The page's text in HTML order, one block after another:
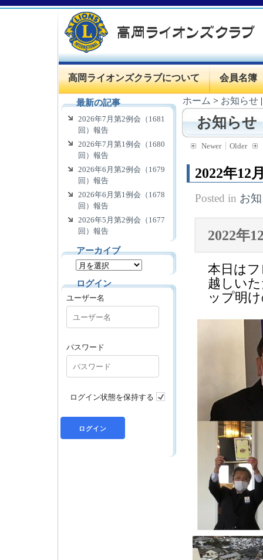
高岡ライオンズクラブについて 会員名簿
ホーム > お知らせ
お知らせ
Newer Older
2022年12
Posted in お
2022年
本日は
越しい
ップ明
最新の記事
2026年7月第2例会（1681
回）報告
2026年7月第1例会（1680
回）報告
2026年6月第2例会（1679
回）報告
2026年6月第1例会（1678
回）報告
2026年5月第2例会（1677
回）報告
アーカイブ
ログイン
ユーザー名
パスワード
ログイン状態を保持する